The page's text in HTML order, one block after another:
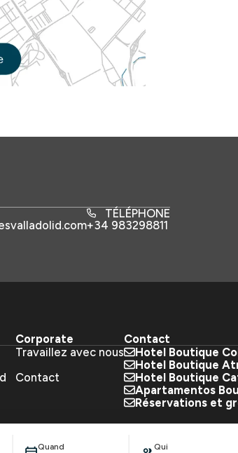
Quand Qui
TÉLÉPHONE
+34 983298811
Corporate
Travaillez avec nous
Contact
Contact
Hotel Boutique
Hotel Boutique
Hotel Boutique
Apartamentos
Réservations et
Paramètres des cookies Ma réservation